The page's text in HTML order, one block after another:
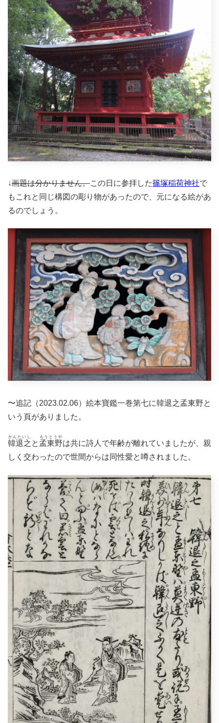
↓画題は分かりません。この日に参拝した篠塚稲荷神社で
もこれと同じ構図の彫り物があったので、元になる絵があ
るのでしょう。
〜追記（2023.02.06）絵本寶鑑一巻第七に韓退之孟東野と
いう頁がありました。
韓退之
かんたいし
と 孟東野
もうとうや
は共に詩人で年齢が離れていましたが、親
しく交わったので世間からは同性愛と噂されました。